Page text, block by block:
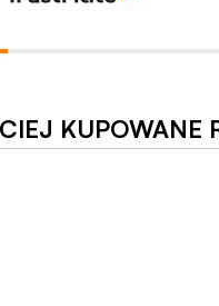
KUPOWANE